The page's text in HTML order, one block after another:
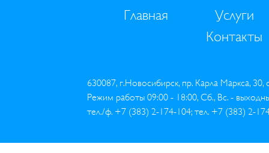
Главная
Услуги
Контакты
630087, г.Новосибирск, пр. Карла Маркса,
Режим работы 09:00 - 18:00, Сб., Вс. -
тел./ф. +7 (383) 2-174-104; тел. +7 (383) 2-